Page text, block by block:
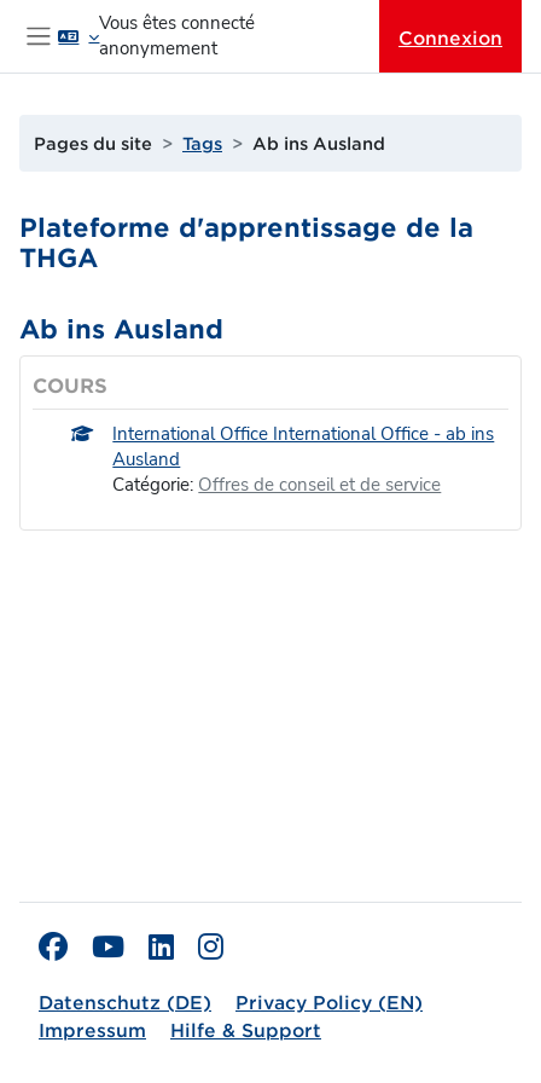
Passer au contenu principal
Panneau latéral
Vous êtes connecté
anonymement
Connexion
Pages du site Tags Ab ins Ausland
Plateforme d'apprentissage de la
THGA
Ab ins Ausland
COURS
International Office International Office - ab ins
Ausland
Catégorie: Offres de conseil et de service
Datenschutz (DE)
Privacy Policy (EN)
Impressum
Hilfe & Support